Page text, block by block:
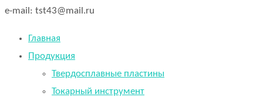
e-mail: tst43@mail.ru
Главная
Продукция
Твердосплавные пластины
Токарный инструмент